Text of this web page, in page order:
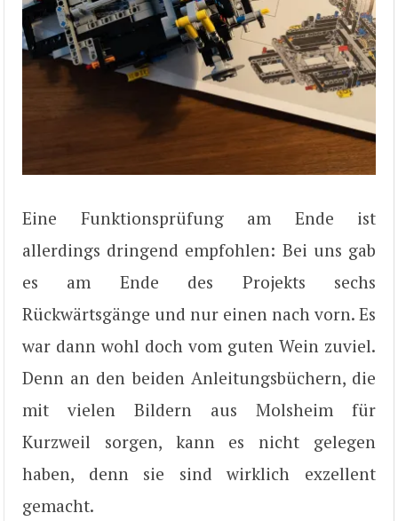
Eine Funktionsprüfung am Ende ist
allerdings dringend empfohlen: Bei uns gab
es am Ende des Projekts sechs
Rückwärtsgänge und nur einen nach vorn. Es
war dann wohl doch vom guten Wein zuviel.
Denn an den beiden Anleitungsbüchern, die
mit vielen Bildern aus Molsheim für
Kurzweil sorgen, kann es nicht gelegen
haben, denn sie sind wirklich exzellent
gemacht.